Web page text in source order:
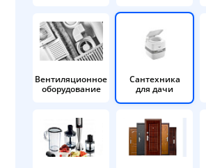
Вентиляционное
оборудование
Сантехника
для дачи